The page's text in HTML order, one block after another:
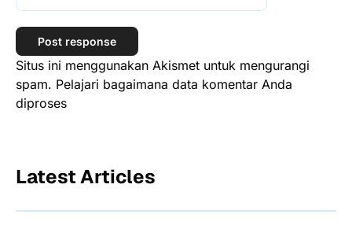
Situs ini menggunakan Akismet untuk mengurangi
spam. Pelajari bagaimana data komentar Anda
diproses
Latest Articles